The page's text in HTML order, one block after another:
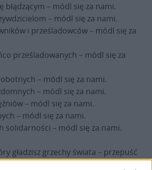
błądzącym – módl się za nami.
– módl się za nami.
i prześladowców – módl się za
prześladowanych – módl się za
– módl się za nami.
– módl się za nami.
– módl się za nami.
– módl się za nami.
solidarności – módl się za nami.
gładzisz grzechy świata – przepuść